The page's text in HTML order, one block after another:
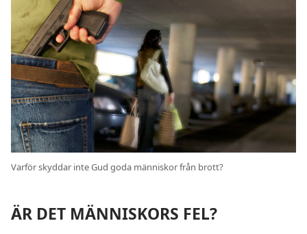
Varför skyddar inte Gud goda människor från brott?
ÄR DET MÄNNISKORS FEL?